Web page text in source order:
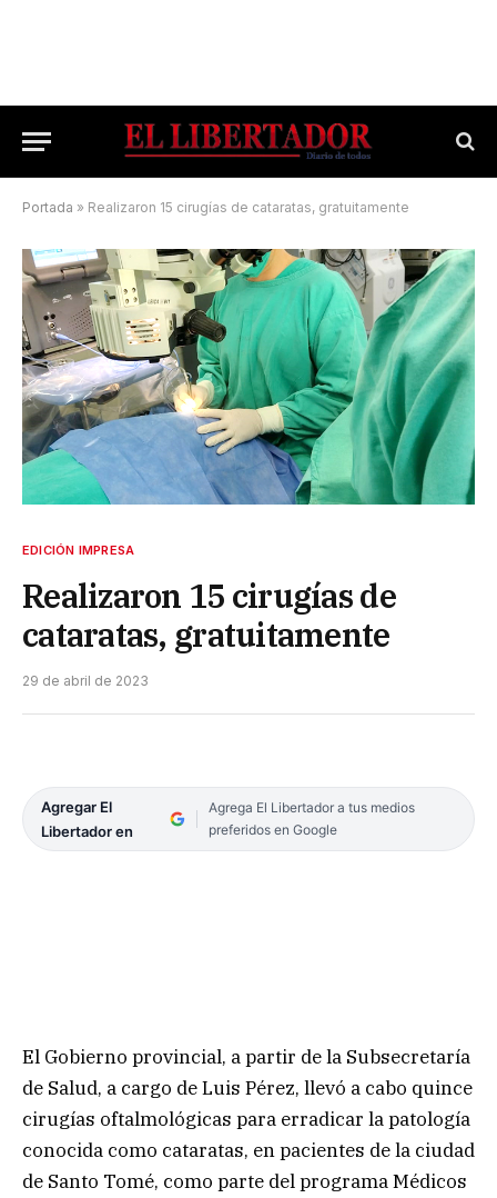
Portada » Realizaron 15 cirugías de cataratas, gratuitamente
EDICIÓN IMPRESA
Realizaron 15 cirugías de
cataratas, gratuitamente
29 de abril de 2023
Agregar El
Libertador en
Agrega El Libertador a tus medios
preferidos en Google
El Gobierno provincial, a partir de la Subsecretaría
de Salud, a cargo de Luis Pérez, llevó a cabo quince
cirugías oftalmológicas para erradicar la patología
conocida como cataratas, en pacientes de la ciudad
de Santo Tomé, como parte del programa Médicos